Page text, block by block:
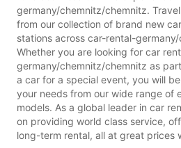
germany/chemnitz/chemnitz.
from our collection of brand new
stations across car-rental-
Whether you are looking for car
germany/chemnitz/chemnitz as
a car for a special event, you will
your needs from our wide range of
models. As a global leader in car
on providing world class service,
long-term rental, all at great prices